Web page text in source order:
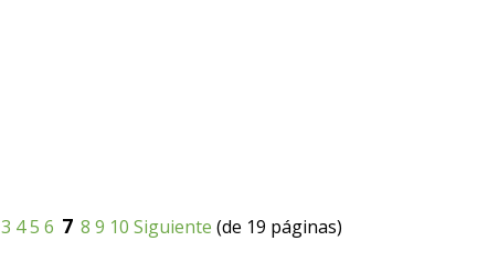
3 45 6 7 8 9 10 Siguiente (de 19 páginas)